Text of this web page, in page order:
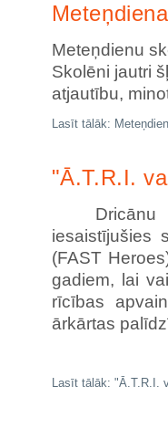
Meteņdienu
Skolēni jautri
atjautību,
Lasīt tālāk:
"Ā.T.R.I.
Dricānu
iesaistījušies
(FAST
gadiem, lai
rīcības
ārkārtas
Lasīt tālāk: "Ā.T.R.I.